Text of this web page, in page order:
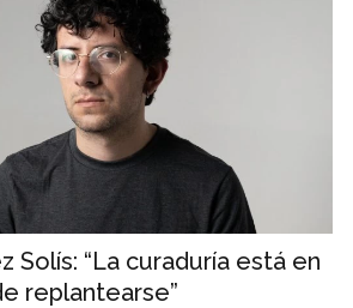
Solís: “La curaduría está en
replantearse”